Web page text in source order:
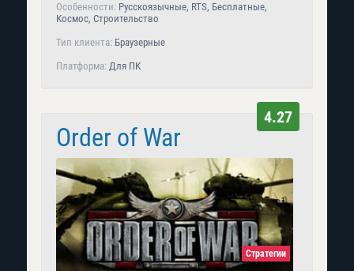
Особенности: Русскоязычные, RTS, Бесплатные,
Космос, Строительство
Тип клиента: Браузерные
Платформа: Для ПК
Order of War
4.27
Стратегии